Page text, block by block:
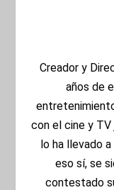
Creador y
años de
con el cine y TV
lo ha llevado
eso sí, se
contestado